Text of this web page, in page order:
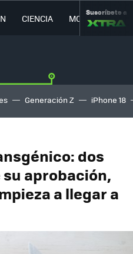
CIENCIA MOVILIDAD
Suscríbete a
Generación Z iPhone 18
dos
aprobación,
a llegar a